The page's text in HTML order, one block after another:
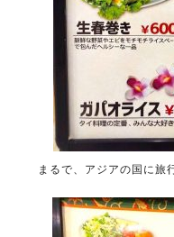
まるで、アジアの国に旅